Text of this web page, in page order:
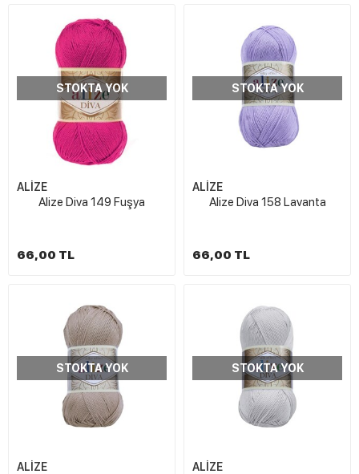
STOKTA YOK
ALİZE
Alize Diva 149 Fuşya
66,00 TL
STOKTA YOK
ALİZE
Alize Diva 158 Lavanta
66,00 TL
STOKTA YOK
ALİZE
STOKTA YOK
ALİZE